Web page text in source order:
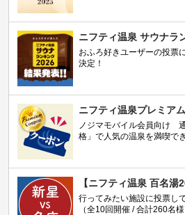
ニフティ温泉 サウナラ
おふろ好きユーザーの投票
決定！
ニフティ温泉プレミア
ノジマモバイル会員向け
格」で人気の温泉を満喫で
【ニフティ温泉 百名湯
行ってみたい施設に投票し
（全10回開催 / 合計260名様